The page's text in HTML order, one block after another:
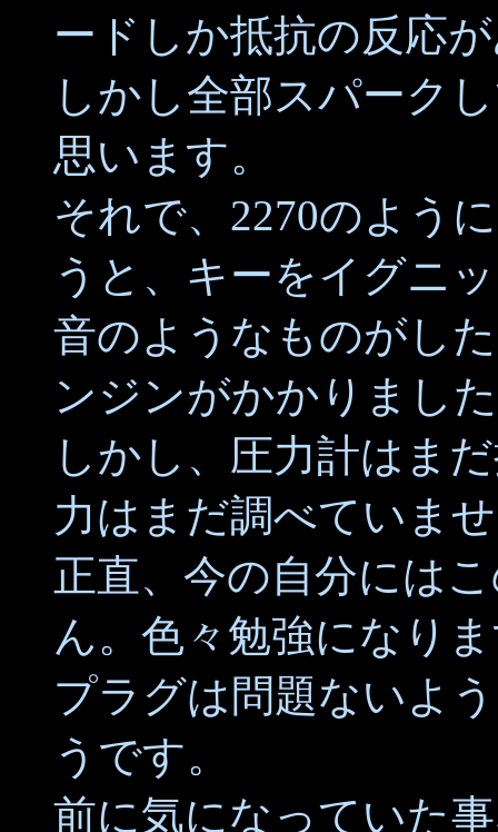
ードしか抵抗の反応
しかし全部スパーク
思います。
それで、2270のよう
うと、キーをイグニ
音のようなものがし
ンジンがかかりまし
しかし、圧力計はま
力はまだ調べていま
正直、今の自分には
ん。色々勉強になり
プラグは問題ないよ
うです。
前に気になっていた